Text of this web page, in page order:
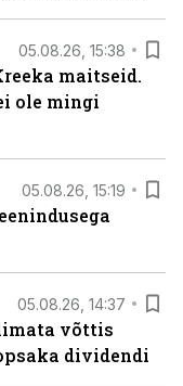
05.08.26, 15:38
maitseid.
ole mingi
05.08.26, 15:19
05.08.26, 14:37
võttis
dividendi